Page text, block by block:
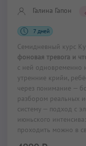
Галина Гапон
7 дней
Семидневный курс
фоновая тревога и
с ней одновременно
утренние крийи,
через понимание —
разбором реальных
систему — подход с
июньского
проходить можно в